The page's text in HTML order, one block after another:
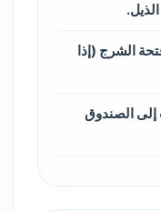
الشرج (إذا
إلى الصندوق